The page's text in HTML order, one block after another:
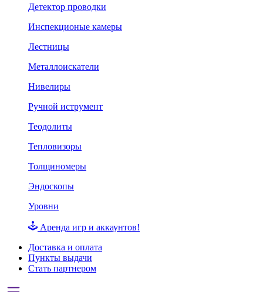
Детектор проводки
Инспекционые камеры
Лестницы
Металлоискатели
Нивелиры
Ручной иструмент
Теодолиты
Тепловизоры
Толщиномеры
Эндоскопы
Уровни
Аренда игр и аккаунтов!
Доставка и оплата
Пункты выдачи
Стать партнером